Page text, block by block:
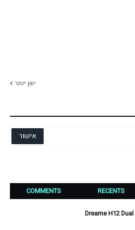
ישן יותר
RECENTS
COMMENTS